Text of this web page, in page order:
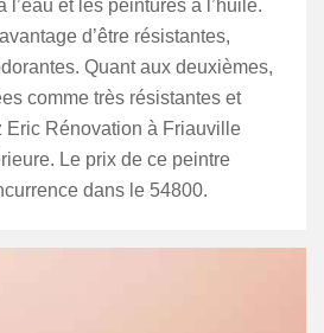
et les peintures à l’huile.
d’être résistantes,
Quant aux deuxièmes,
comme très résistantes et
Eric Rénovation à Friauville
Le prix de ce peintre
dans le 54800.